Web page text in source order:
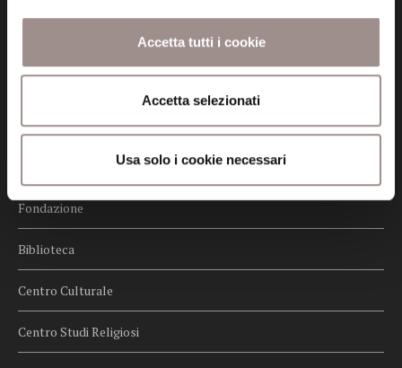
Accetta tutti i cookie
Accetta selezionati
Usa solo i cookie necessari
Whistleblowing
Menu
Fondazione
Biblioteca
Centro Culturale
Centro Studi Religiosi